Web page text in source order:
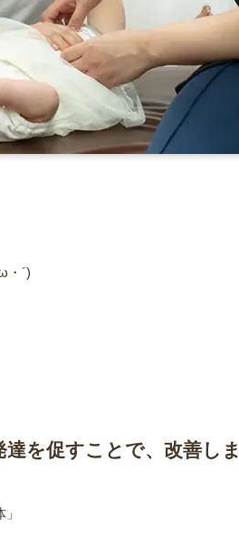
・´)
を促すことで、改善しま